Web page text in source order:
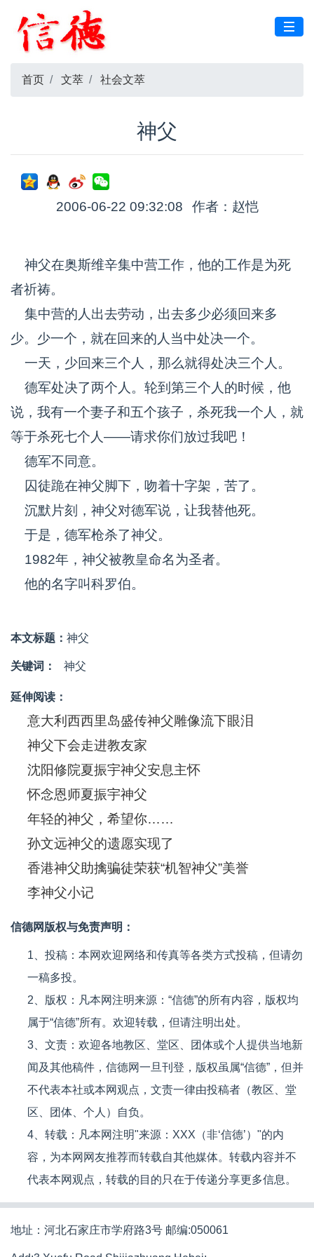
首页 文萃 社会文萃
神父
2006-06-22 09:32:08 作者：赵恺
神父在奥斯维辛集中营工作，他的工作是为死
者祈祷。
集中营的人出去劳动，出去多少必须回来多
少。少一个，就在回来的人当中处决一个。
一天，少回来三个人，那么就得处决三个人。
德军处决了两个人。轮到第三个人的时候，他
说，我有一个妻子和五个孩子，杀死我一个人，就
等于杀死七个人——请求你们放过我吧！
德军不同意。
囚徒跪在神父脚下，吻着十字架，苦了。
沉默片刻，神父对德军说，让我替他死。
于是，德军枪杀了神父。
1982年，神父被教皇命名为圣者。
他的名字叫科罗伯。
本文标题： 神父
关键词： 神父
延伸阅读：
意大利西西里岛盛传神父雕像流下眼泪
神父下会走进教友家
沈阳修院夏振宇神父安息主怀
怀念恩师夏振宇神父
年轻的神父，希望你……
孙文远神父的遗愿实现了
香港神父助擒骗徒荣获“机智神父”美誉
李神父小记
信德网版权与免责声明：
1、投稿：本网欢迎网络和传真等各类方式投稿，但请勿
一稿多投。
2、版权：凡本网注明来源：“信德”的所有内容，版权均
属于“信德”所有。欢迎转载，但请注明出处。
3、文责：欢迎各地教区、堂区、团体或个人提供当地新
闻及其他稿件，信德网一旦刊登，版权虽属“信德”，但并
不代表本社或本网观点，文责一律由投稿者（教区、堂
区、团体、个人）自负。
4、转载：凡本网注明"来源：XXX（非‘信德’）"的内
容，为本网网友推荐而转载自其他媒体。转载内容并不
代表本网观点，转载的目的只在于传递分享更多信息。
地址：河北石家庄市学府路3号 邮编:050061